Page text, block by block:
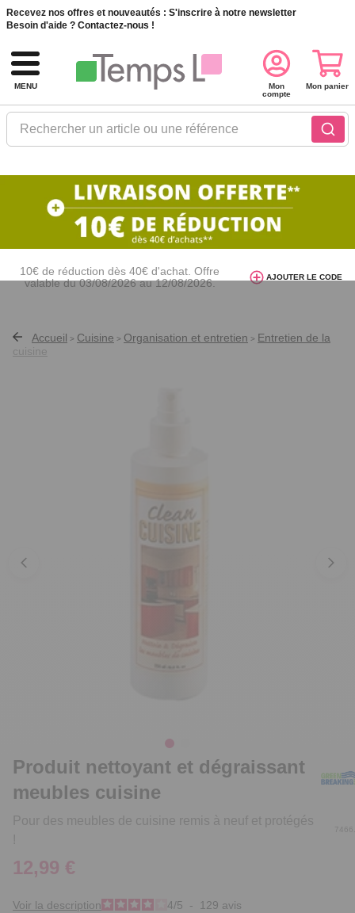
Recevez nos offres et nouveautés : S'inscrire à notre newsletter
Besoin d'aide ? Contactez-nous !
MENU
Rechercher un article ou une référence
Mon
compte
Mon panier
10€ de réduction dès 40€ d'achat. Offre
valable du 03/08/2026 au 12/08/2026.
avec le code AT26
AJOUTER LE CODE
Accueil > Cuisine > Organisation et entretien > Entretien de la
cuisine
Produit nettoyant et dégraissant
meubles cuisine
Pour des meubles de cuisine remis à neuf et protégés
!
12,99 €
Voir la description 4/5 - 129 avis